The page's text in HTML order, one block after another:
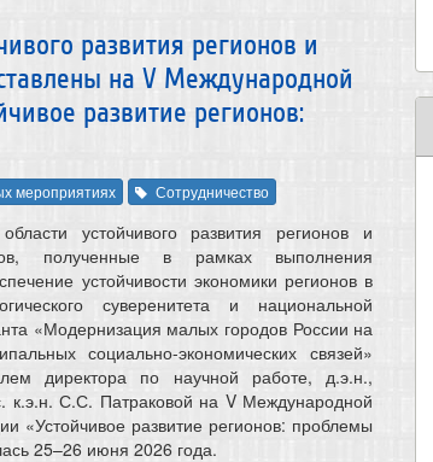
развития регионов и
на V Международной
развитие регионов:
мероприятиях Сотрудничество
устойчивого развития регионов и
полученные в рамках выполнения
устойчивости экономики регионов в
суверенитета и национальной
«Модернизация малых городов России на
социально-экономических связей»
директора по научной работе, д.э.н.,
к.э.н. С.С. Патраковой на V Международной
«Устойчивое развитие регионов: проблемы
25–26 июня 2026 года.